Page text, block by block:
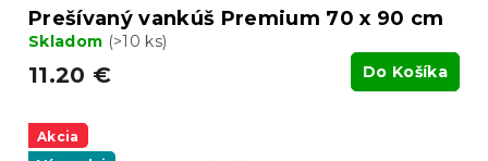
Prešívaný vankúš Premium 70 x 90 cm
Skladom (>10 ks)
11.20 € Do Košíka
Akcia